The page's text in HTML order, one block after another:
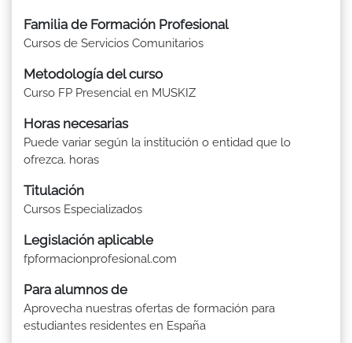
Familia de Formación Profesional
Cursos de Servicios Comunitarios
Metodología del curso
Curso FP Presencial en MUSKIZ
Horas necesarias
Puede variar según la institución o entidad que lo
ofrezca. horas
Titulación
Cursos Especializados
Legislación aplicable
fpformacionprofesional.com
Para alumnos de
Aprovecha nuestras ofertas de formación para
estudiantes residentes en España